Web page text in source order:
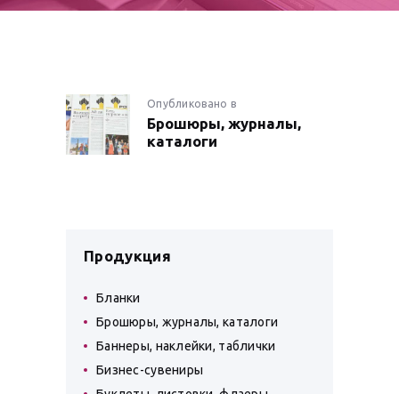
НАВИГАЦИЯ
ПО
Опубликовано вПредыдущая
запись:
Брошюры, журналы,
каталоги
Продукция
Бланки
Брошюры, журналы, каталоги
Баннеры, наклейки, таблички
Бизнес-сувениры